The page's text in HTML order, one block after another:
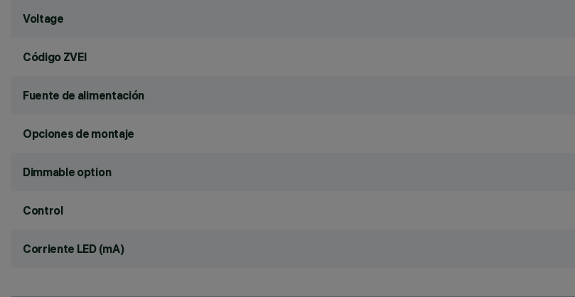
Voltage
Código ZVEI
Fuente de alimentación
Opciones de montaje
Dimmable option
Control
Corriente LED (mA)